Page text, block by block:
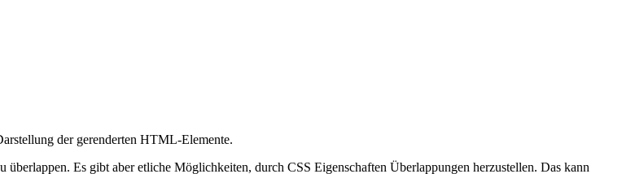
der gerenderten HTML-Elemente.
Es gibt aber etliche Möglichkeiten, durch CSS Eigenschaften Überlappungen herzustellen. Das kann